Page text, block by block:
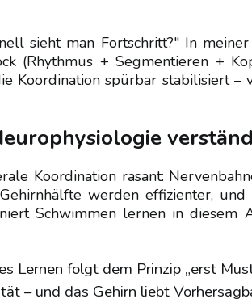
sieht man Fortschritt?" In
(Rhythmus + Segmentieren +
Koordination spürbar stabilisiert –
Koordination rasant:
werden effizienter,
Schwimmen lernen in diesem
Lernen folgt dem Prinzip „erst
– und das Gehirn liebt